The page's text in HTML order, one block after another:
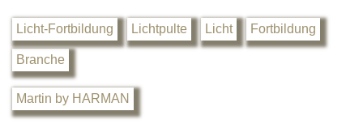
Licht-Fortbildung Lichtpulte Licht Fortbildung
Branche
Martin by HARMAN